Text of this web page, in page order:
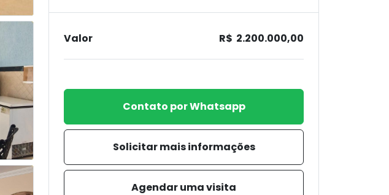
Valor R$ 2.200.000,00
Contato por Whatsapp
Solicitar mais informações
Agendar uma visita